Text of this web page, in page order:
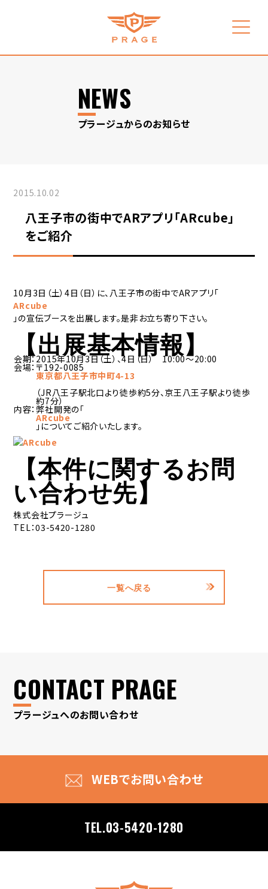
NEWS
プラージュからのお知らせ
2015.10.02
八王子市の街中でARアプリ「ARcube」
をご紹介
10月3日（土）4日（日）に、八王子市の街中でARアプリ「
ARcube
」の宣伝ブースを出展します。是非お立ち寄り下さい。
【出展基本情報】
会期：2015年10月3日（土）、4日（日） 10:00～20:00
会場： 〒192-0085
東京都八王子市中町4-13
（JR八王子駅北口より徒歩約5分、京王八王子駅より徒歩
約7分）
内容： 弊社開発の「
ARcube
」についてご紹介いたします。
【本件に関するお問
い合わせ先】
株式会社プラージュ
TEL：03-5420-1280
一覧へ戻る
CONTACT PRAGE
プラージュへのお問い合わせ
WEBでお問い合わせ
TEL.03-5420-1280